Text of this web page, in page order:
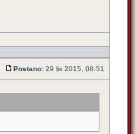
Postano: 29 lis 2015, 08:51